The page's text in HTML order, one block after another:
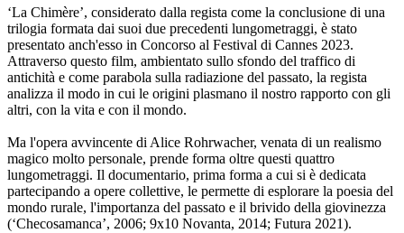
‘La Chimère’, considerato dalla regista come la conclusione di una
trilogia formata dai suoi due precedenti lungometraggi, è stato
presentato anch'esso in Concorso al Festival di Cannes 2023.
Attraverso questo film, ambientato sullo sfondo del traffico di
antichità e come parabola sulla radiazione del passato, la regista
analizza il modo in cui le origini plasmano il nostro rapporto con gli
altri, con la vita e con il mondo.
Ma l'opera avvincente di Alice Rohrwacher, venata di un realismo
magico molto personale, prende forma oltre questi quattro
lungometraggi. Il documentario, prima forma a cui si è dedicata
partecipando a opere collettive, le permette di esplorare la poesia del
mondo rurale, l'importanza del passato e il brivido della giovinezza
(‘Checosamanca’, 2006; 9x10 Novanta, 2014; Futura 2021).